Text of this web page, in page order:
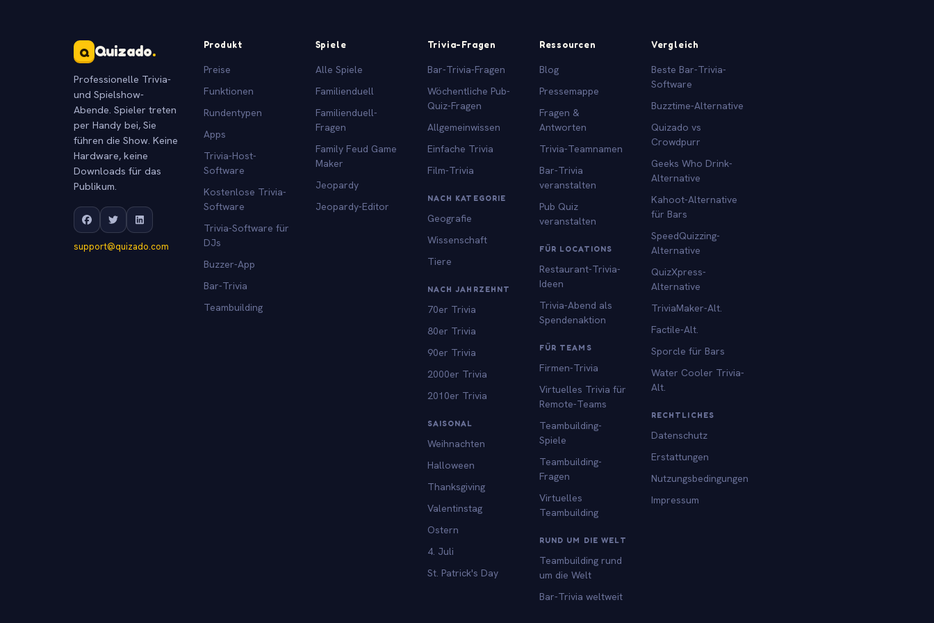
Q Quizado.
Professionelle Trivia-
und Spielshow-
Abende. Spieler treten
per Handy bei, Sie
führen die Show. Keine
Hardware, keine
Downloads für das
Publikum.
support@quizado.com
Produkt
Preise
Funktionen
Rundentypen
Apps
Trivia-Host-
Software
Kostenlose Trivia-
Software
Trivia-Software für
DJs
Buzzer-App
Bar-Trivia
Teambuilding
Spiele
Alle Spiele
Familienduell
Familienduell-
Fragen
Family Feud Game
Maker
Jeopardy
Jeopardy-Editor
Trivia-Fragen
Bar-Trivia-Fragen
Wöchentliche Pub-
Quiz-Fragen
Allgemeinwissen
Einfache Trivia
Film-Trivia
NACH KATEGORIE
Geografie
Wissenschaft
Tiere
NACH JAHRZEHNT
70er Trivia
80er Trivia
90er Trivia
2000er Trivia
2010er Trivia
SAISONAL
Weihnachten
Halloween
Thanksgiving
Valentinstag
Ostern
4. Juli
St. Patrick's Day
Ressourcen
Blog
Pressemappe
Fragen &
Antworten
Trivia-Teamnamen
Bar-Trivia
veranstalten
Pub Quiz
veranstalten
FÜR LOCATIONS
Restaurant-Trivia-
Ideen
Trivia-Abend als
Spendenaktion
FÜR TEAMS
Firmen-Trivia
Virtuelles Trivia für
Remote-Teams
Teambuilding-
Spiele
Teambuilding-
Fragen
Virtuelles
Teambuilding
RUND UM DIE WELT
Teambuilding rund
um die Welt
Bar-Trivia weltweit
Vergleich
Beste Bar-Trivia-
Software
Buzztime-Alternative
Quizado vs
Crowdpurr
Geeks Who Drink-
Alternative
Kahoot-Alternative
für Bars
SpeedQuizzing-
Alternative
QuizXpress-
Alternative
TriviaMaker-Alt.
Factile-Alt.
Sporcle für Bars
Water Cooler Trivia-
Alt.
RECHTLICHES
Datenschutz
Erstattungen
Nutzungsbedingungen
Impressum